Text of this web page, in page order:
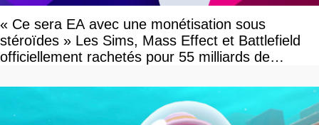
« Ce sera EA avec une monétisation sous
stéroïdes » Les Sims, Mass Effect et Battlefield
officiellement rachetés pour 55 milliards de